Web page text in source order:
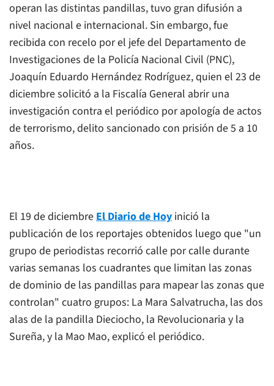
operan las distintas pandillas, tuvo gran difusión a
nivel nacional e internacional. Sin embargo, fue
recibida con recelo por el jefe del Departamento de
Investigaciones de la Policía Nacional Civil (PNC),
Joaquín Eduardo Hernández Rodríguez, quien el 23 de
diciembre solicitó a la Fiscalía General abrir una
investigación contra el periódico por apología de actos
de terrorismo, delito sancionado con prisión de 5 a 10
años.
El 19 de diciembreEl Diario de Hoy inició la
publicación de los reportajes obtenidos luego que "un
grupo de periodistas recorrió calle por calle durante
varias semanas los cuadrantes que limitan las zonas
de dominio de las pandillas para mapear las zonas que
controlan" cuatro grupos: La Mara Salvatrucha, las dos
alas de la pandilla Dieciocho, la Revolucionaria y la
Sureña, y la Mao Mao, explicó el periódico.